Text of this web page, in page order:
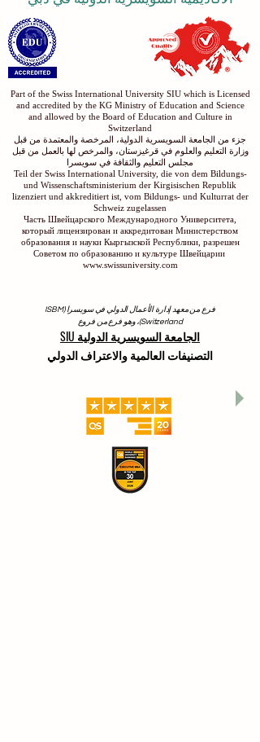
Part of the Swiss International University SIU which is Licensed
and accredited by the KG Ministry of Education and Science
and allowed by the Board of Education and Culture in
Switzerland
جزء من الجامعة السويسرية الدولية، المرخصة والمعتمدة من قبل
وزارة التعليم والعلوم في قرغيزستان، والمرخص لها بالعمل من قبل
مجلس التعليم والثقافة في سويسرا
Teil der Swiss International University, die von dem Bildungs-
und Wissenschaftsministerium der Kirgisischen Republik
lizenziert und akkreditiert ist, vom Bildungs- und Kulturrat der
Schweiz zugelassen
Часть Швейцарского Международного Университета,
который лицензирован и аккредитован Министерством
образования и науки Кыргызской Республики, разрешен
Советом по образованию и культуре Швейцарии
www.swissuniversity.com
فرع من معهد إدارة الأعمال الدولي في سويسرا (ISBM
Switzerland)، وهو فرع من فروع
الجامعة السويسرية الدولية SIU
التصنيفات العالمية والاعتراف الدولي